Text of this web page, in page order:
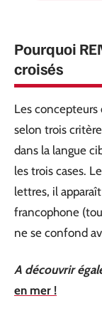
Pourquoi
croisés
Les
selon trois
dans la langue
les trois cases.
lettres, il
francophone
ne se confond
A découvrir
en mer !